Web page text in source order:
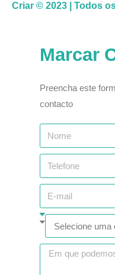
Criar © 2023 | Todos
Marcar
Preencha este
contacto